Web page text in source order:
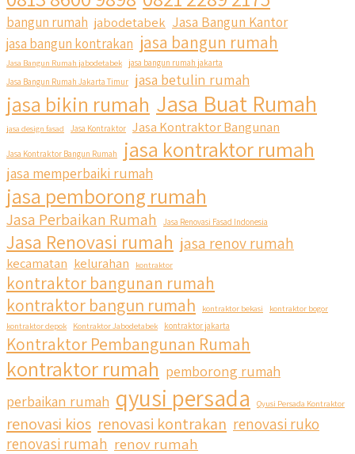
bangun rumah jabodetabek Jasa Bangun Kantor
jasa bangun kontrakan jasa bangun rumah
Jasa Bangun Rumah jabodetabek
jasa bangun rumah jakarta
Jasa Bangun Rumah Jakarta Timur
jasa betulin rumah
jasa bikin rumah Jasa Buat Rumah
jasa design fasad Jasa Kontraktor Jasa Kontraktor Bangunan
Jasa Kontraktor Bangun Rumah jasa kontraktor rumah
jasa memperbaiki rumah
jasa pemborong rumah
Jasa Perbaikan Rumah Jasa Renovasi Fasad Indonesia
Jasa Renovasi rumah jasa renov rumah
kecamatan kelurahan kontraktor
kontraktor bangunan rumah
kontraktor bangun rumah
kontraktor bekasi
kontraktor bogor
kontraktor depok
Kontraktor Jabodetabek kontraktor jakarta
Kontraktor Pembangunan Rumah
kontraktor rumah pemborong rumah
perbaikan rumah qyusi persada Qyusi Persada Kontraktor
renovasi kios renovasi kontrakan renovasi ruko
renovasi rumah renov rumah